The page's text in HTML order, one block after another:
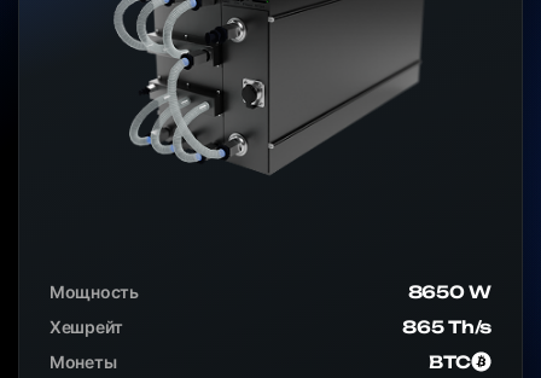
Мощность
8650 W
Хешрейт
865 Th/s
Монеты
BTC